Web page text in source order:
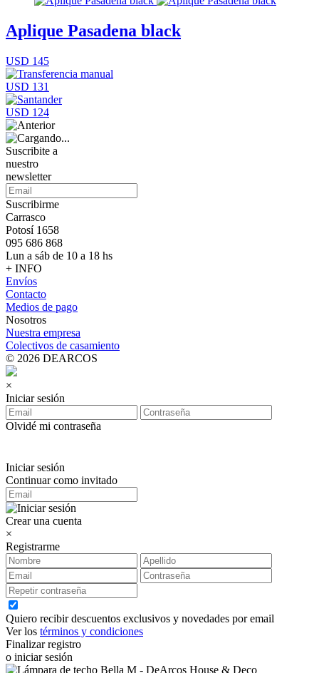
Aplique Pasadena black
USD 145
USD 131
USD 124
Suscribite a
nuestro
newsletter
Suscribirme
Carrasco
Potosí 1658
095 686 868
Lun a sáb de 10 a 18 hs
+ INFO
Envíos
Contacto
Medios de pago
Nosotros
Nuestra empresa
Colectivos de casamiento
© 2026 DEARCOS
×
Iniciar sesión
Olvidé mi contraseña
Iniciar sesión
Continuar como invitado
Crear una cuenta
×
Registrarme
Quiero recibir descuentos exclusivos y novedades por email
Ver los términos y condiciones
Finalizar registro
o iniciar sesión